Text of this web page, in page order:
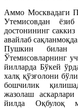
Аммо Москвадаги
Утемисовдан
достонининг
авайлаб
Пушкин билан
Ўтемисовларнинг
йилларда Бўкей
халқ қўзғолони
бошчилик
жазолаш
йилда Оқбулоқ